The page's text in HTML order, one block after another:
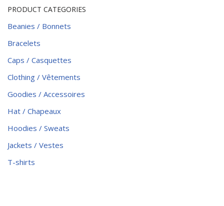
PRODUCT CATEGORIES
Beanies / Bonnets
Bracelets
Caps / Casquettes
Clothing / Vêtements
Goodies / Accessoires
Hat / Chapeaux
Hoodies / Sweats
Jackets / Vestes
T-shirts